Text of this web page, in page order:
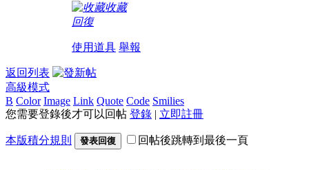
收藏
回復
使用道具 舉報
返回列表
高級模式
B Color Image Link Quote Code Smilies
您需要登錄後才可以回帖 登錄 | 立即註冊
本版積分規則 發表回復 回帖後跳轉到最後一頁